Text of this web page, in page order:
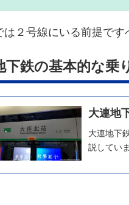
は２号線にいる前提です
下鉄の基本的な乗
大連地
大連地下
説していま